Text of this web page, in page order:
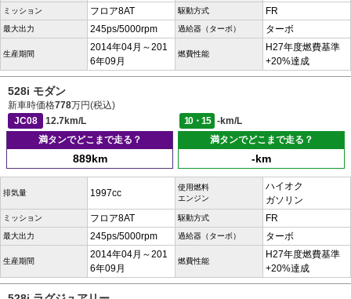
ミッション フロア8AT 駆動方式 FR
最大出力 245ps/5000rpm 過給器（ターボ） ターボ
生産期間
2014年04月～201
6年09月
燃費性能
H27年度燃費基準
+20%達成
528i モダン
新車時価格778万円(税込)
JC08
12.7km/L 10・15
-km/L
満タンでどこまで走る？
889km
満タンでどこまで走る？
-km
排気量 1997cc
使用燃料
エンジン
ハイオク
ガソリン
ミッション フロア8AT 駆動方式 FR
最大出力 245ps/5000rpm 過給器（ターボ） ターボ
生産期間
2014年04月～201
6年09月
燃費性能
H27年度燃費基準
+20%達成